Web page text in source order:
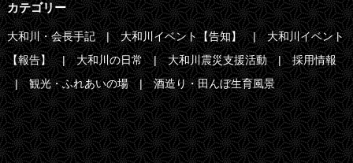
カテゴリー
大和川・会長手記 大和川イベント【告知】
大和川イベント
【報告】
大和川の日常 大和川震災支援活動
採用情報
観光・ふれあいの場
酒造り・田んぼ生育風景